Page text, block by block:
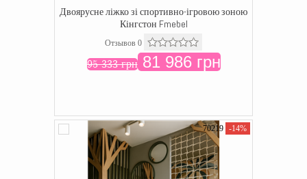
Двоярусне ліжко зі спортивно-ігровою зоною
Кінгстон Fmebel
Отзывов 0
95 333 грн81 986 грн
70219 -14%